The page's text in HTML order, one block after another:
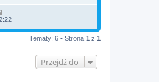
Tematy: 6 • Strona 1 z 1
Przejdź do